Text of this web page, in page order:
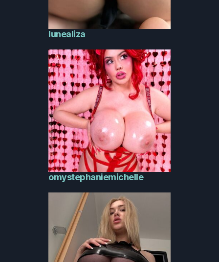
lunealiza
omystephaniemichelle